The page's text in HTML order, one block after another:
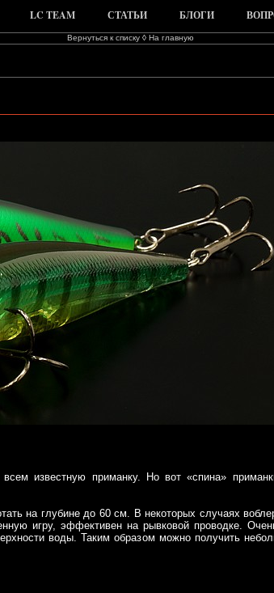
LC TEAM СТАТЬИ БЛОГИ
Вернуться к списку◊ На главную
известную приманку. Но вот «спина»
на глубине до 60 см. В некоторых случаях
игру, эффективен на рывковой проводке.
воды. Таким образом можно получить